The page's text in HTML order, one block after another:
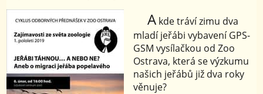
A kde tráví zimu dva
mladí jeřábi vybavení GPS-
GSM vysílačkou od Zoo
Ostrava, která se výzkumu
našich jeřábů již dva roky
věnuje?